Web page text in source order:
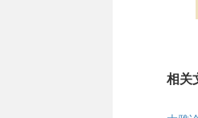
相关